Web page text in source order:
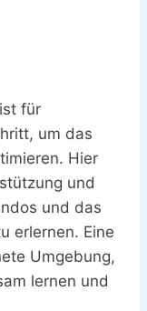
für
um das
Hier
und
und das
erlernen. Eine
Umgebung,
lernen und